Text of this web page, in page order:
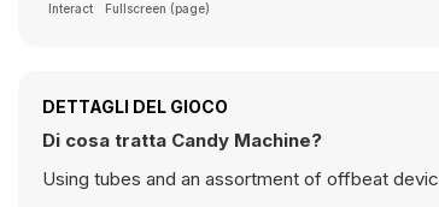
Interact Fullscreen (page)
DETTAGLI DEL GIOCO
Di cosa tratta Candy Machine?
Using tubes and an assortment of offbeat